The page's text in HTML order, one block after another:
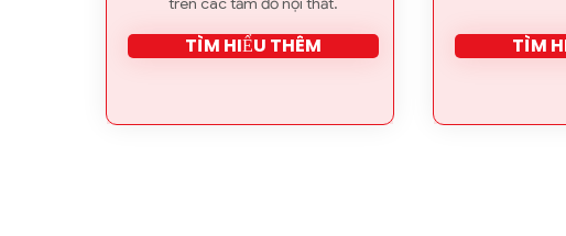
TÌM HIỂU THÊM TÌM